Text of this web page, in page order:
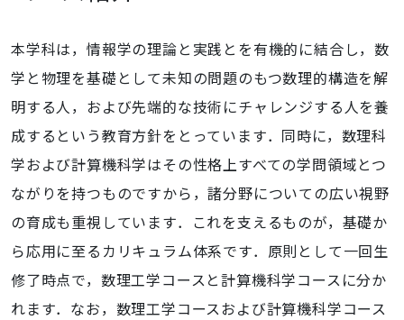
本学科は，情報学の理論と実践とを有機的に結合し，数
学と物理を基礎として未知の問題のもつ数理的構造を解
明する人，および先端的な技術にチャレンジする人を養
成するという教育方針をとっています．同時に，数理科
学および計算機科学はその性格上すべての学問領域とつ
ながりを持つものですから，諸分野についての広い視野
の育成も重視しています．これを支えるものが，基礎か
ら応用に至るカリキュラム体系です．原則として一回生
修了時点で，数理工学コースと計算機科学コースに分か
れます．なお，数理工学コースおよび計算機科学コース